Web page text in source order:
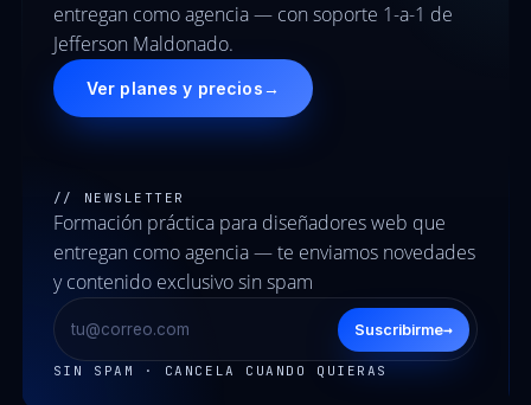
entregan como agencia — con soporte 1-a-1 de
Jefferson Maldonado.
Ver planes y precios→
// NEWSLETTER
Formación práctica para diseñadores web que
entregan como agencia — te enviamos novedades
y contenido exclusivo sin spam
Suscribirme→
SIN SPAM · CANCELA CUANDO QUIERAS